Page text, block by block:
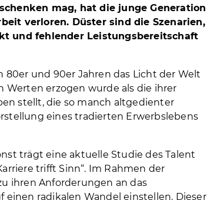
mag, hat die junge Generation
verloren. Düster sind die Szenarien,
und fehlender Leistungsbereitschaft
80er und 90er Jahren das Licht der Welt
erzogen wurde als die ihrer
stellt, die so manch altgedienter
eines tradierten Erwerbslebens
trägt eine aktuelle Studie des Talent
trifft Sinn“. Im Rahmen der
ihren Anforderungen an das
radikalen Wandel einstellen. Dieser